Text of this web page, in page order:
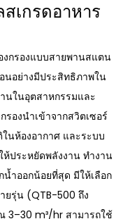
เกรดอาหาร
งกรองแบบสายพานสแตน
นอย่างมีประสิทธิภาพใน
นในอุตสาหกรรมและ
องนำเข้าจากสวิตเซอร์
นห้องอากาศ และระบบ
ประหยัดพลังงาน ทำงาน
ำออกน้อยที่สุด มีให้เลือก
ยรุ่น (QTB-500 ถึง
3–30 m³/hr สามารถใช้